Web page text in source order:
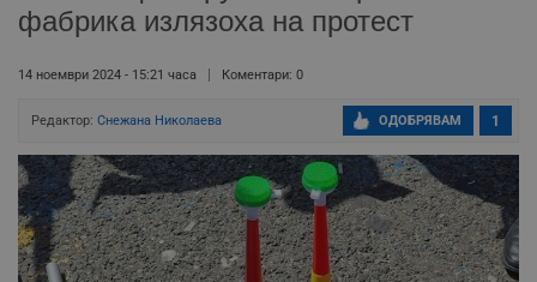
фабрика излязоха на протест
14 ноември 2024 - 15:21 часа Коментари: 0
Редактор: Снежана Николаева 1
ОДОБРЯВАМ